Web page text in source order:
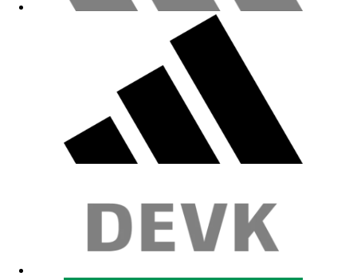
Gute Qualität, super für kleine FC Fans :) 08.06.2026